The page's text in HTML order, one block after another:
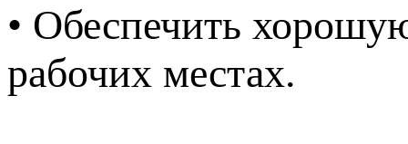
• Обеспечить
рабочих местах.